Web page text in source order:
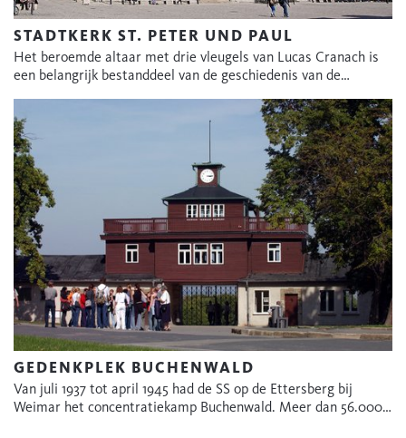
STADTKERK ST. PETER UND PAUL
Het beroemde altaar met drie vleugels van Lucas Cranach is
een belangrijk bestanddeel van de geschiedenis van de…
GEDENKPLEK BUCHENWALD
Van juli 1937 tot april 1945 had de SS op de Ettersberg bij
Weimar het concentratiekamp Buchenwald. Meer dan 56.000…